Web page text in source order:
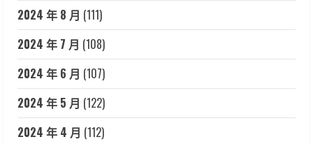
2024 年 8 月 (111)
2024 年 7 月 (108)
2024 年 6 月 (107)
2024 年 5 月 (122)
2024 年 4 月 (112)